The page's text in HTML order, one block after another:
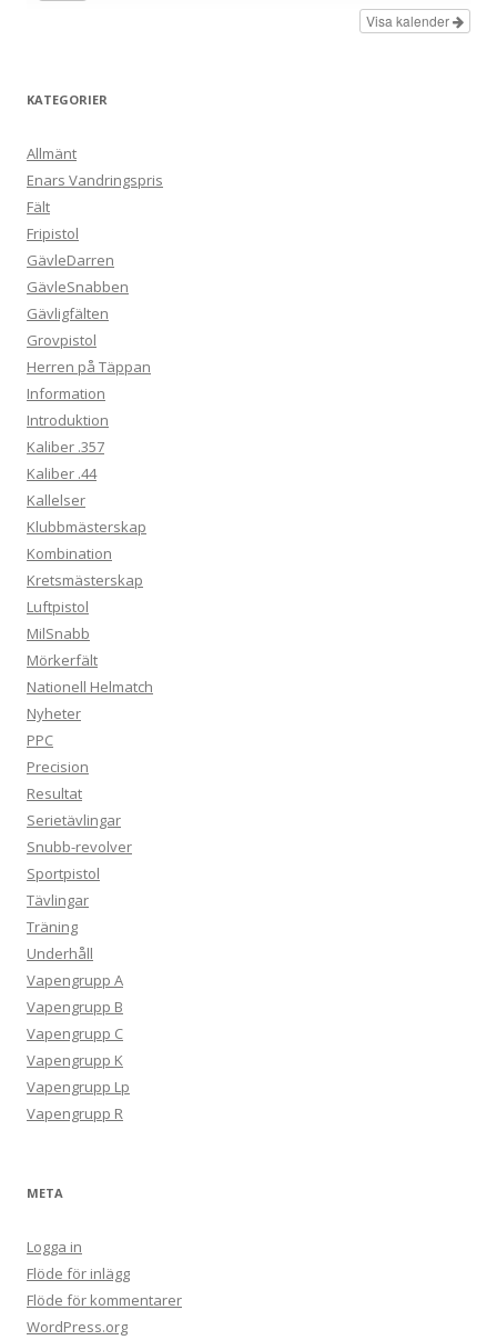
Visa kalender
KATEGORIER
Allmänt
Enars Vandringspris
Fält
Fripistol
GävleDarren
GävleSnabben
Gävligfälten
Grovpistol
Herren på Täppan
Information
Introduktion
Kaliber .357
Kaliber .44
Kallelser
Klubbmästerskap
Kombination
Kretsmästerskap
Luftpistol
MilSnabb
Mörkerfält
Nationell Helmatch
Nyheter
PPC
Precision
Resultat
Serietävlingar
Snubb-revolver
Sportpistol
Tävlingar
Träning
Underhåll
Vapengrupp A
Vapengrupp B
Vapengrupp C
Vapengrupp K
Vapengrupp Lp
Vapengrupp R
META
Logga in
Flöde för inlägg
Flöde för kommentarer
WordPress.org